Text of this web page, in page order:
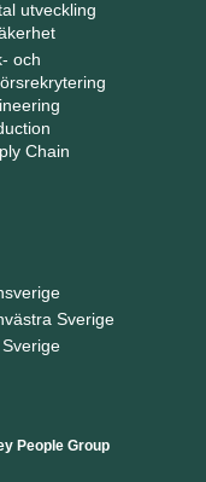
utveckling
och
Chain
Sverige
People Group